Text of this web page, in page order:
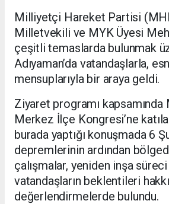
Milliyetçi Hareket Partisi
Milletvekili ve MYK Üyesi
çeşitli temaslarda bulunmak
Adıyaman’da vatandaşlarla,
mensuplarıyla bir araya geldi.
Ziyaret programı kapsamında
Merkez İlçe Kongresi’ne
burada yaptığı konuşmada 6
depremlerinin ardından
çalışmalar, yeniden inşa
vatandaşların beklentileri
değerlendirmelerde bulundu.